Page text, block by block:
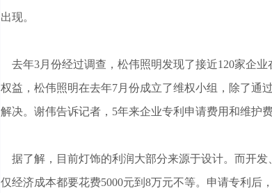
出现。
去年3月份经过调查，松伟照明发现了接近120家企
权益，松伟照明在去年7月份成立了维权小组，除了通
解决。谢伟告诉记者，5年来企业专利申请费用和维护费
据了解，目前灯饰的利润大部分来源于设计。而开发
仅经济成本都要花费5000元到8万元不等。申请专利